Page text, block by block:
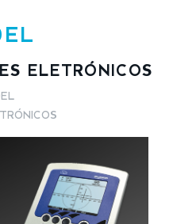
ELETRÓNICOS